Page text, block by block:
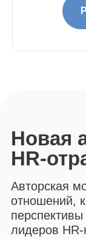
Обучение
Коллеги
Библиотека
Поиск и проверка
НАВИГАЦИЯ